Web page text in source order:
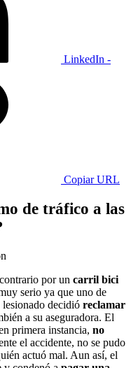
LinkedIn -
Copiar URL
de tráfico a las
por un carril bici
serio ya que uno de
lesionado decidió reclamar
a su aseguradora. El
primera instancia, no
el accidente, no se pudo
actuó mal. Aun así, el